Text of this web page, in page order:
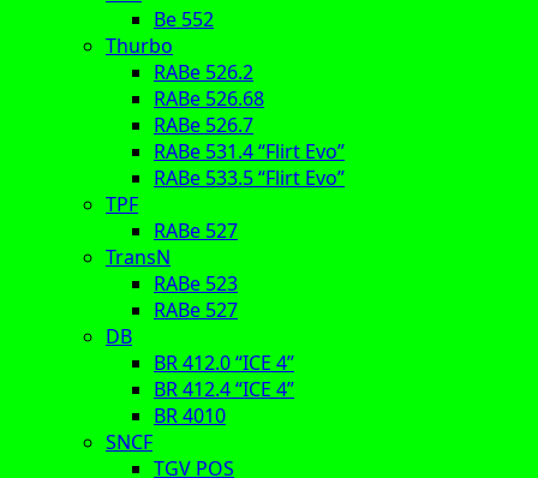
Be 552
Thurbo
RABe 526.2
RABe 526.68
RABe 526.7
RABe 531.4 “Flirt Evo”
RABe 533.5 “Flirt Evo”
TPF
RABe 527
TransN
RABe 523
RABe 527
DB
BR 412.0 “ICE 4”
BR 412.4 “ICE 4”
BR 4010
SNCF
TGV POS